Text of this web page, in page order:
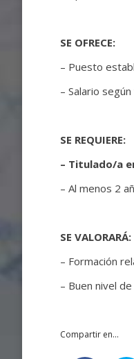
SE OFRECE:
– Puesto
– Salario según
SE REQUIERE:
– Titulado/a
– Al menos 2
SE VALORARÁ:
– Formación
– Buen nivel
Compartir en...